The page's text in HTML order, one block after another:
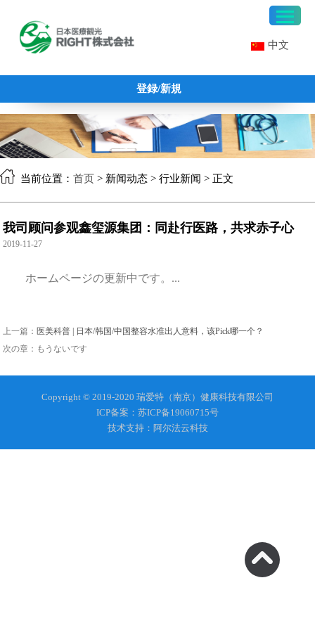
中文
登録/新規
当前位置： 首页 > 新闻动态 > 行业新闻 > 正文
我司顾问参观鑫玺源集团：同赴行医路，共求赤子心
2019-11-27
ホームページの更新中です。...
上一篇： 医美科普 | 日本/韩国/中国整容水准出人意料，该Pick哪一个？
次の章：もうないです
Copyright © 2019-2020 瑞爱特（南京）健康科技有限公司
ICP备案：苏ICP备19060715号
技术支持：阿尔法云科技